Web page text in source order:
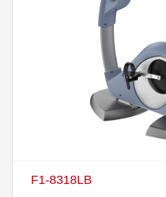
F1-8318LB